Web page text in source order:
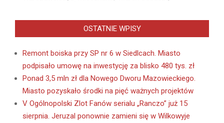
OSTATNIE WPISY
Remont boiska przy SP nr 6 w Siedlcach. Miasto
podpisało umowę na inwestycję za blisko 480 tys. zł
Ponad 3,5 mln zł dla Nowego Dworu Mazowieckiego.
Miasto pozyskało środki na pięć ważnych projektów
V Ogólnopolski Zlot Fanów serialu „Ranczo” już 15
sierpnia. Jeruzal ponownie zamieni się w Wilkowyje